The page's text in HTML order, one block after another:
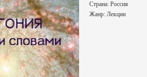
Страна: Россия
Жанр: Лекции